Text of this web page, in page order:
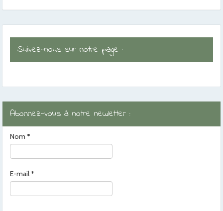
Suivez-nous sur notre page :
Abonnez-vous à notre newletter :
Nom *
E-mail *